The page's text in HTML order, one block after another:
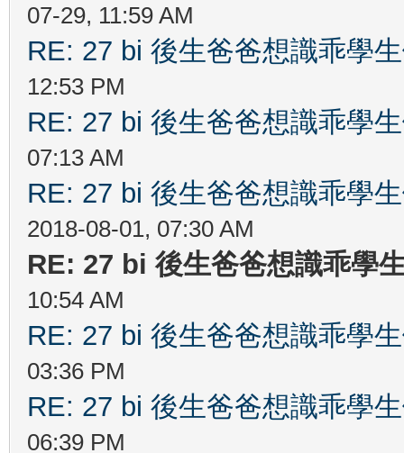
07-29, 11:59 AM
RE: 27 bi 後生爸爸想識乖學
12:53 PM
RE: 27 bi 後生爸爸想識乖學
07:13 AM
RE: 27 bi 後生爸爸想識乖學
2018-08-01, 07:30 AM
RE: 27 bi 後生爸爸想識乖學
10:54 AM
RE: 27 bi 後生爸爸想識乖學
03:36 PM
RE: 27 bi 後生爸爸想識乖學
06:39 PM